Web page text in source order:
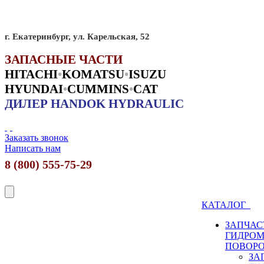
г. Екатеринбург, ул. Карельская, 52
ЗАПАСНЫЕ ЧАСТИ
HITACHI•KOMATSU•ISUZU
HYUNDAI•CUMMINS•CAT
ДИЛЕР HANDOK HYDRAULIC
Заказать звонок
Написать нам
8 (800) 555-75-29
КАТАЛОГ